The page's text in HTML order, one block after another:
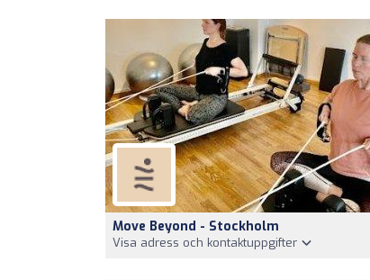
Move Beyond - Stockholm
Visa adress och kontaktuppgifter